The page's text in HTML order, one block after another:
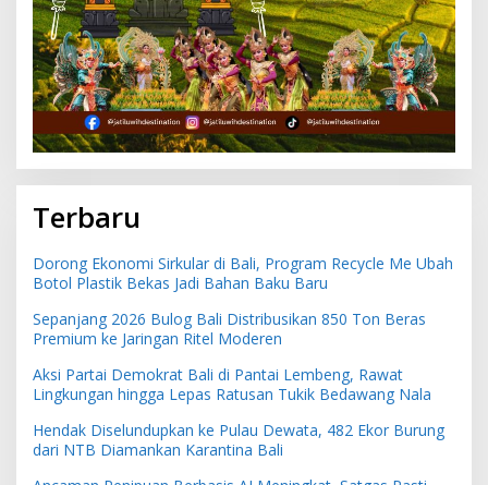
Terbaru
Dorong Ekonomi Sirkular di Bali, Program Recycle Me Ubah
Botol Plastik Bekas Jadi Bahan Baku Baru
Sepanjang 2026 Bulog Bali Distribusikan 850 Ton Beras
Premium ke Jaringan Ritel Moderen
Aksi Partai Demokrat Bali di Pantai Lembeng, Rawat
Lingkungan hingga Lepas Ratusan Tukik Bedawang Nala
Hendak Diselundupkan ke Pulau Dewata, 482 Ekor Burung
dari NTB Diamankan Karantina Bali